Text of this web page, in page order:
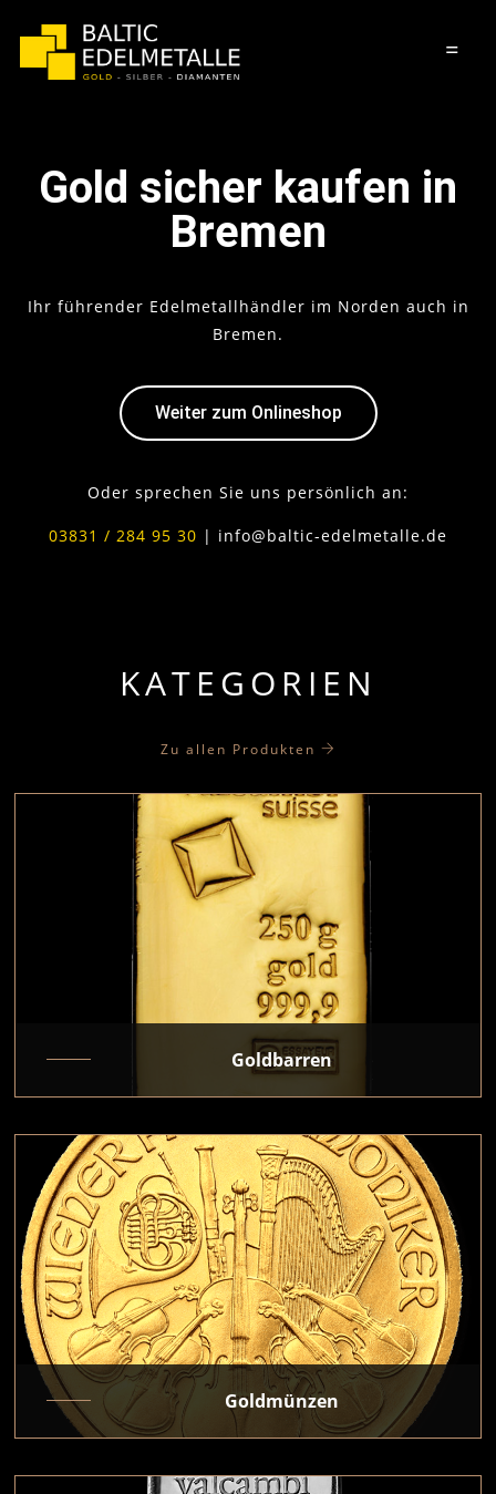
=
Gold sicher kaufen in
Bremen
Ihr führender Edelmetallhändler im Norden auch in
Bremen.
Weiter zum Onlineshop
Oder sprechen Sie uns persönlich an:
03831 / 284 95 30 | info@baltic-edelmetalle.de
KATEGORIEN
Zu allen Produkten
Goldbarren
Goldmünzen